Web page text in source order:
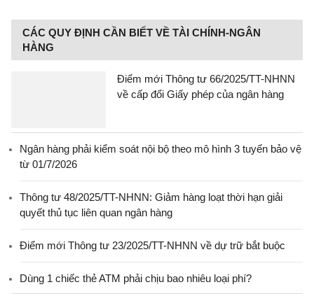
CÁC QUY ĐỊNH CẦN BIẾT VỀ TÀI CHÍNH-NGÂN
HÀNG
Điểm mới Thông tư 66/2025/TT-NHNN
về cấp đổi Giấy phép của ngân hàng
Ngân hàng phải kiểm soát nội bộ theo mô hình 3 tuyến bảo vệ
từ 01/7/2026
Thông tư 48/2025/TT-NHNN: Giảm hàng loạt thời hạn giải
quyết thủ tục liên quan ngân hàng
Điểm mới Thông tư 23/2025/TT-NHNN về dự trữ bắt buộc
Dùng 1 chiếc thẻ ATM phải chịu bao nhiêu loại phí?